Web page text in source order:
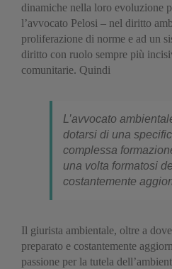
dinamiche nella loro evoluzione
l’avvocato Pelosi – nel diritto
proliferazione di norme e ad un
diritto con ruolo sempre più
comunitarie. Quindi
L’avvocato
dotarsi di una
complessa
una volta formatosi
costantemente
Il giurista ambientale, oltre a
preparato e costantemente
passione per la tutela